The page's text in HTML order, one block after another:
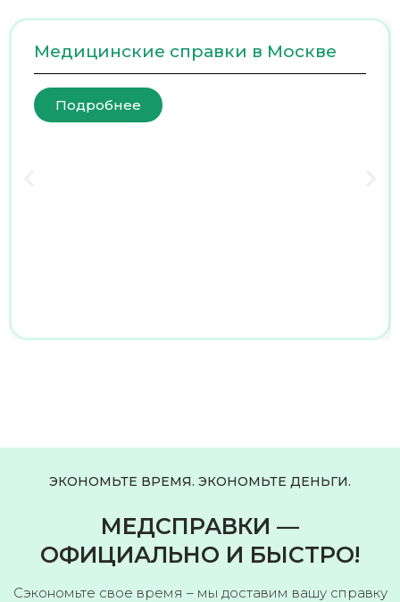
Медицинские справки в Москве
Подробнее
ЭКОНОМЬТЕ ВРЕМЯ. ЭКОНОМЬТЕ ДЕНЬГИ.
МЕДСПРАВКИ —
ОФИЦИАЛЬНО И БЫСТРО!
Сэкономьте свое время – мы доставим вашу справку